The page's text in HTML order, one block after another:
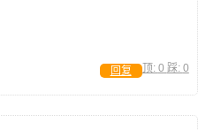
顶: 0 踩: 0
回复